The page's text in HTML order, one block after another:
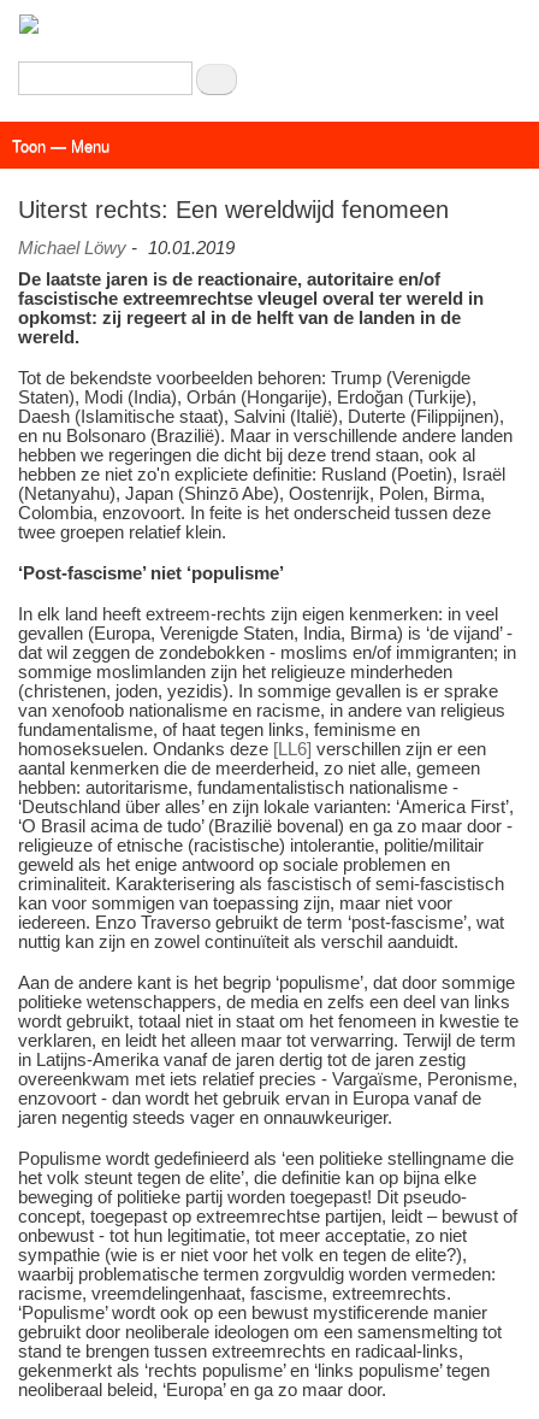
inhoud
Zoeken
Menu
Toon — Menu
Uiterst rechts: Een wereldwijd fenomeen
Michael Löwy - 10.01.2019
De laatste jaren is de reactionaire, autoritaire en/of
fascistische extreemrechtse vleugel overal ter wereld in
opkomst: zij regeert al in de helft van de landen in de
wereld.
Tot de bekendste voorbeelden behoren: Trump (Verenigde
Staten), Modi (India), Orbán (Hongarije), Erdoğan (Turkije),
Daesh (Islamitische staat), Salvini (Italië), Duterte (Filippijnen),
en nu Bolsonaro (Brazilië). Maar in verschillende andere landen
hebben we regeringen die dicht bij deze trend staan, ook al
hebben ze niet zo'n expliciete definitie: Rusland (Poetin), Israël
(Netanyahu), Japan (Shinzō Abe), Oostenrijk, Polen, Birma,
Colombia, enzovoort. In feite is het onderscheid tussen deze
twee groepen relatief klein.
‘Post-fascisme’ niet ‘populisme’
In elk land heeft extreem-rechts zijn eigen kenmerken: in veel
gevallen (Europa, Verenigde Staten, India, Birma) is ‘de vijand’ -
dat wil zeggen de zondebokken - moslims en/of immigranten; in
sommige moslimlanden zijn het religieuze minderheden
(christenen, joden, yezidis). In sommige gevallen is er sprake
van xenofoob nationalisme en racisme, in andere van religieus
fundamentalisme, of haat tegen links, feminisme en
homoseksuelen. Ondanks deze [LL6] verschillen zijn er een
aantal kenmerken die de meerderheid, zo niet alle, gemeen
hebben: autoritarisme, fundamentalistisch nationalisme -
‘Deutschland über alles’ en zijn lokale varianten: ‘America First’,
‘O Brasil acima de tudo’ (Brazilië bovenal) en ga zo maar door -
religieuze of etnische (racistische) intolerantie, politie/militair
geweld als het enige antwoord op sociale problemen en
criminaliteit. Karakterisering als fascistisch of semi-fascistisch
kan voor sommigen van toepassing zijn, maar niet voor
iedereen. Enzo Traverso gebruikt de term ‘post-fascisme’, wat
nuttig kan zijn en zowel continuïteit als verschil aanduidt.
Aan de andere kant is het begrip ‘populisme’, dat door sommige
politieke wetenschappers, de media en zelfs een deel van links
wordt gebruikt, totaal niet in staat om het fenomeen in kwestie te
verklaren, en leidt het alleen maar tot verwarring. Terwijl de term
in Latijns-Amerika vanaf de jaren dertig tot de jaren zestig
overeenkwam met iets relatief precies - Vargaïsme, Peronisme,
enzovoort - dan wordt het gebruik ervan in Europa vanaf de
jaren negentig steeds vager en onnauwkeuriger.
Populisme wordt gedefinieerd als ‘een politieke stellingname die
het volk steunt tegen de elite’, die definitie kan op bijna elke
beweging of politieke partij worden toegepast! Dit pseudo-
concept, toegepast op extreemrechtse partijen, leidt – bewust of
onbewust - tot hun legitimatie, tot meer acceptatie, zo niet
sympathie (wie is er niet voor het volk en tegen de elite?),
waarbij problematische termen zorgvuldig worden vermeden:
racisme, vreemdelingenhaat, fascisme, extreemrechts.
‘Populisme’ wordt ook op een bewust mystificerende manier
gebruikt door neoliberale ideologen om een samensmelting tot
stand te brengen tussen extreemrechts en radicaal-links,
gekenmerkt als ‘rechts populisme’ en ‘links populisme’ tegen
neoliberaal beleid, ‘Europa’ en ga zo maar door.